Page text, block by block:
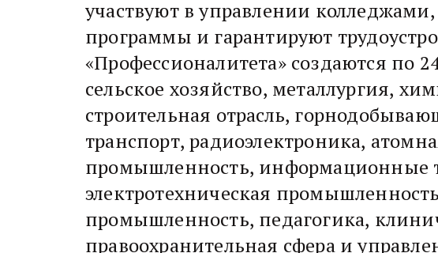
участвуют в управлении
программы и гарантируют
«Профессионалитета» создаются
сельское хозяйство, металлургия,
строительная отрасль,
транспорт, радиоэлектроника,
промышленность, информационные
электротехническая
промышленность, педагогика,
правоохранительная сфера и